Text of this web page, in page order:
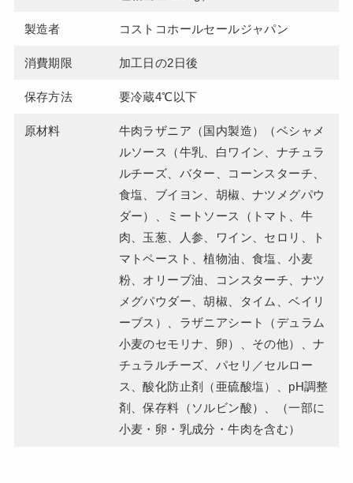
製造者 コストコホールセールジャパン
消費期限 加工日の2日後
保存方法 要冷蔵4℃以下
原材料
牛肉ラザニア（国内製造）（ベシャメ
ルソース（牛乳、白ワイン、ナチュラ
ルチーズ、バター、コーンスターチ、
食塩、ブイヨン、胡椒、ナツメグパウ
ダー）、ミートソース（トマト、牛
肉、玉葱、人参、ワイン、セロリ、ト
マトペースト、植物油、食塩、小麦
粉、オリーブ油、コンスターチ、ナツ
メグパウダー、胡椒、タイム、ベイリ
ーブス）、ラザニアシート（デュラム
小麦のセモリナ、卵）、その他）、ナ
チュラルチーズ、パセリ／セルロー
ス、酸化防止剤（亜硫酸塩）、pH調整
剤、保存料（ソルビン酸）、（一部に
小麦・卵・乳成分・牛肉を含む）